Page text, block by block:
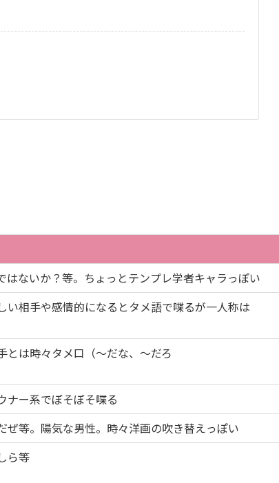
はないか？等。ちょっとテンプレ学者キャラっぽい
い相手や感情的になるとタメ語で喋るが一人称は
とは時々タメ口（〜だな、〜だろ
ナー系でぼそぼそ喋る
ぜ等。陽気な男性。時々洋画の吹き替えっぽい
ら等